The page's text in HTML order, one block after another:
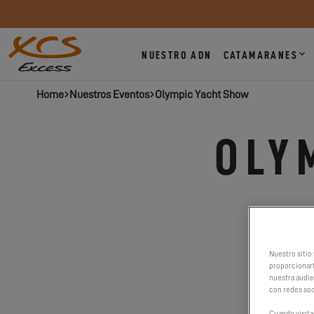
NUESTRO ADN CATAMARANES
Home Nuestros Eventos Olympic Yacht Show
Nuestro sitio
nuestra
con redes